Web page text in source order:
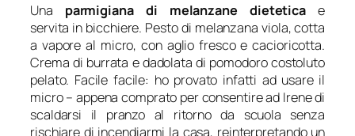
Una parmigiana di melanzane dietetica e
servita in bicchiere. Pesto di melanzana viola, cotta
a vapore al micro, con aglio fresco e cacioricotta.
Crema di burrata e dadolata di pomodoro costoluto
pelato. Facile facile: ho provato infatti ad usare il
micro – appena comprato per consentire ad Irene di
scaldarsi il pranzo al ritorno da scuola senza
rischiare di incendiarmi la casa, reinterpretando un